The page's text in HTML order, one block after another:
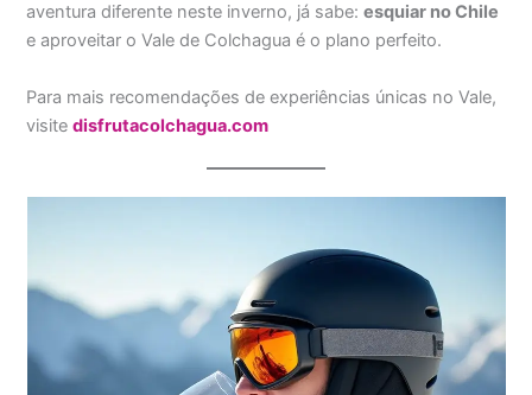
aventura diferente neste inverno, já sabe:esquiar no Chile
e aproveitar o Vale de Colchagua é o plano perfeito.
Para mais recomendações de experiências únicas no Vale,
visitedisfrutacolchagua.com